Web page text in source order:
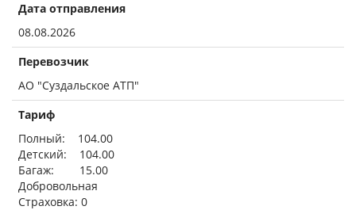
Дата отправления
08.08.2026
Перевозчик
АО "Суздальское АТП"
Тариф
Полный: 104.00
Детский: 104.00
Багаж: 15.00
Добровольная
Страховка: 0